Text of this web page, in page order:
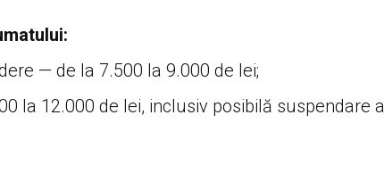
— de la 7.500 la 9.000 de lei;
la 12.000 de lei, inclusiv posibilă suspendare a